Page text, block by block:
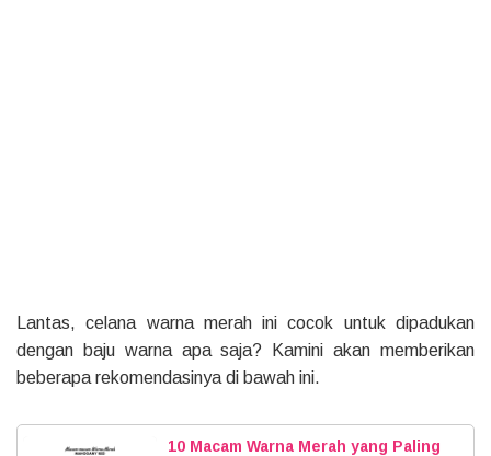
Lantas, celana warna merah ini cocok untuk dipadukan
dengan baju warna apa saja? Kamini akan memberikan
beberapa rekomendasinya di bawah ini.
10 Macam Warna Merah yang Paling